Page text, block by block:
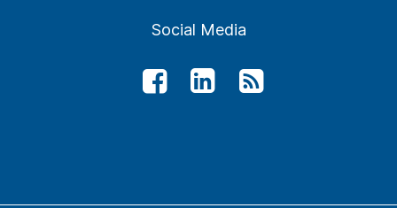
Social Media